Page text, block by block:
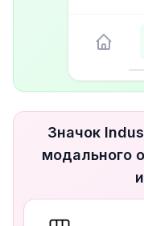
Значок
модального